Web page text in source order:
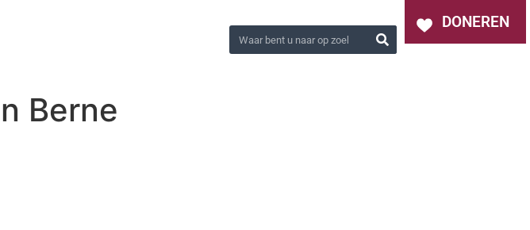
DONEREN
Berne